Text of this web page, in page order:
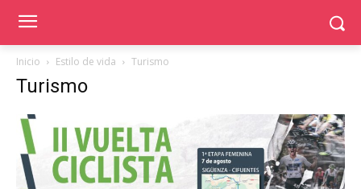
Inicio Estilo de vida Turismo
Turismo